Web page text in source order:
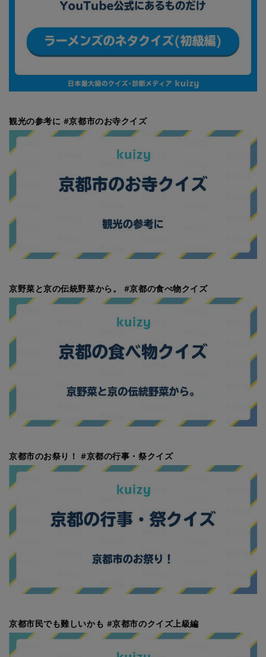
観光の参考に #京都市のお寺クイズ
京野菜と京の伝統野菜から。 #京都の食べ物クイズ
京都市のお祭り！ #京都の行事・祭クイズ
京都市民でも難しいかも #京都市のクイズ上級編